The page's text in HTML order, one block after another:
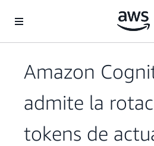
Amazon
admite la
tokens de